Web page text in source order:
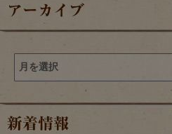
アーカイブ
新着情報